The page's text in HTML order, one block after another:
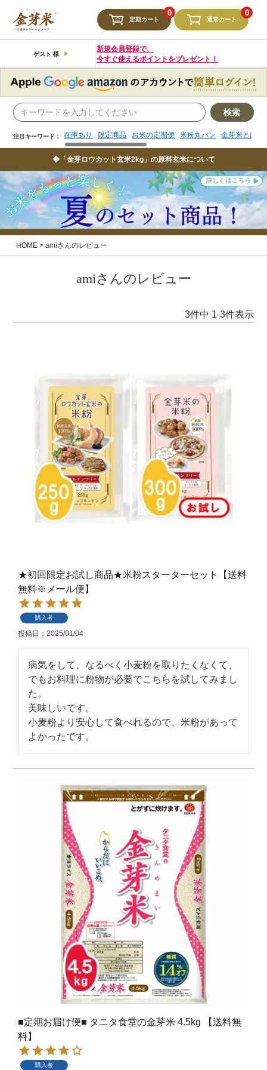
定期カート
0
通常カート
0
ゲスト 様
新規会員登録で、
今すぐ使えるポイントをプレゼント！
検索
注目キーワード： 在庫あり 限定商品 お米の定期便 米粉丸パン 金芽米とは
注目キーワード： 限定商品 お米の定期便 米粉丸パン 金芽米とは
◆「金芽ロウカット玄米2kg」の原料玄米について
HOME amiさんのレビュー
amiさんのレビュー
3件中 1-3件表示
★初回限定お試し商品★米粉スターターセット【送料
無料※メール便】
購入者
投稿日 2025/01/04
病気をして、なるべく小麦粉を取りたくなくて、
でもお料理に粉物が必要でこちらを試してみまし
た。
美味しいです。
小麦粉より安心して食べれるので、米粉があって
よかったです。
■定期お届け便■ タニタ食堂の金芽米 4.5kg 【送料無
料】
購入者